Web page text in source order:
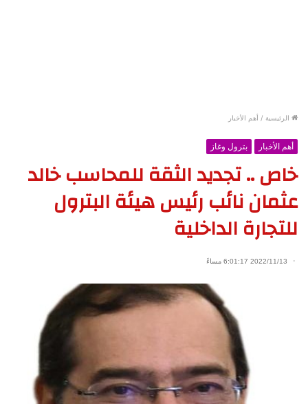
الرئيسية / أهم الأخبار
أهم الأخبار بترول وغاز
خاص .. تجديد الثقة للمحاسب خالد
عثمان نائب رئيس هيئة البترول
للتجارة الداخلية
2022/11/13 6:01:17 مساءً